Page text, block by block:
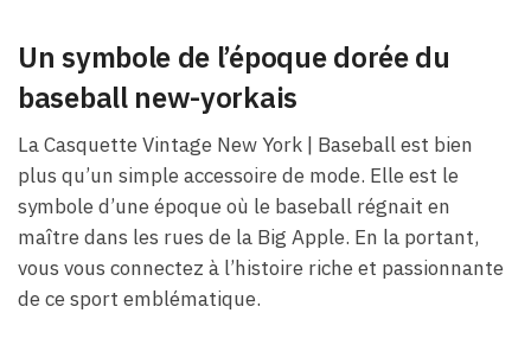
Un symbole de l’époque dorée du
baseball new-yorkais
La Casquette Vintage New York | Baseball est bien
plus qu’un simple accessoire de mode. Elle est le
symbole d’une époque où le baseball régnait en
maître dans les rues de la Big Apple. En la portant,
vous vous connectez à l’histoire riche et passionnante
de ce sport emblématique.